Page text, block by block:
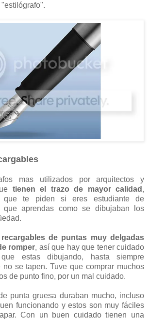
mas utilizados por arquitectos y
tienen el trazo de mayor calidad ,
que te piden si eres estudiante de
que aprendas como se dibujaban los
de puntas muy delgadas
romper, así que hay que tener cuidado
estas dibujando, hasta siempre
no se tapen. Tuve que comprar muchos
de punto fino, por un mal cuidado.
punta gruesa duraban mucho, incluso
funcionando y estos son muy fáciles
Con un buen cuidado tienen una